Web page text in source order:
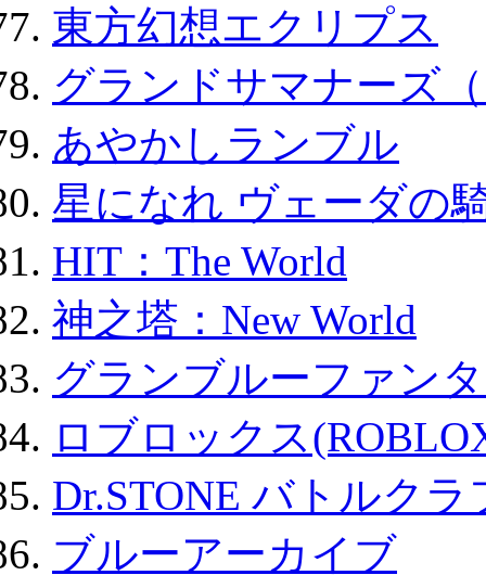
東方幻想エクリプス
グランドサマナーズ
あやかしランブル
星になれ ヴェーダの
HIT：The World
神之塔：New World
グランブルーファン
ロブロックス
Dr.STONE バトルク
ブルーアーカイブ